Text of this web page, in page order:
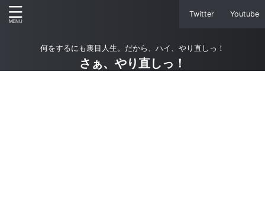
Twitter Youtube
何をするにも裏目人生。だから、ハイ、やり直しっ！
さぁ、やり直しっ！